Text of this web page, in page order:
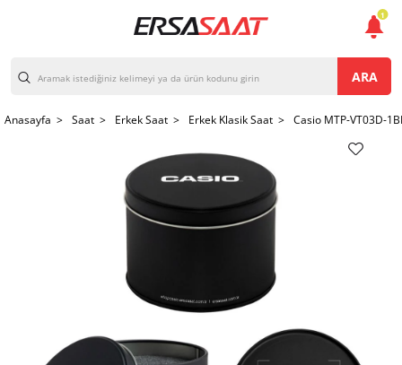
ARA
Anasayfa > Saat > Erkek Saat > Erkek Klasik Saat > Casio MTP-VT03D-
1